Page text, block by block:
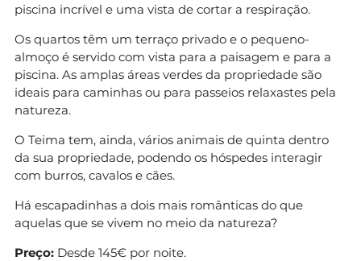
piscina incrível e uma vista de cortar a respiração.
Os quartos têm um terraço privado e o pequeno-
almoço é servido com vista para a paisagem e para a
piscina. As amplas áreas verdes da propriedade são
ideais para caminhas ou para passeios relaxastes pela
natureza.
O Teima tem, ainda, vários animais de quinta dentro
da sua propriedade, podendo os hóspedes interagir
com burros, cavalos e cães.
Há escapadinhas a dois mais românticas do que
aquelas que se vivem no meio da natureza?
Preço: Desde 145€ por noite.